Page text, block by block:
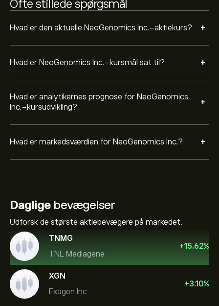
Ofte stillede spørgsmål
Hvad er den aktuelle NeoGenomics Inc.-aktiekurs? +
Hvad er NeoGenomics Inc.-kursmål sat til? +
Hvad er analytikernes prognose for NeoGenomics
Inc.-kursudvikling?
+
Hvad er markedsværdien for NeoGenomics Inc.? +
Dagligebevægelser
Udforsk de største aktiebevægere på markedet.
TNMG
TNL Mediagene
+15.62%
XGN
Exagen Inc
+3.10%